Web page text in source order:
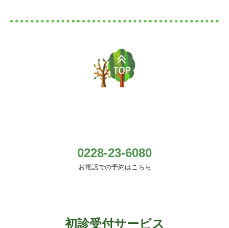
0228-23-6080
お電話での予約はこちら
初診受付サービス